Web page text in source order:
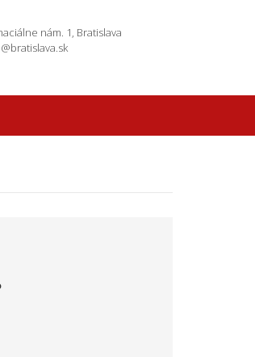
nám. 1, Bratislava